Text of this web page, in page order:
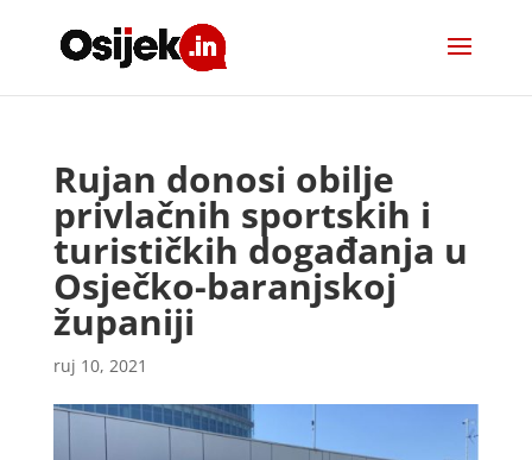
Rujan donosi obilje
privlačnih sportskih i
turističkih događanja u
Osječko-baranjskoj
županiji
ruj 10, 2021